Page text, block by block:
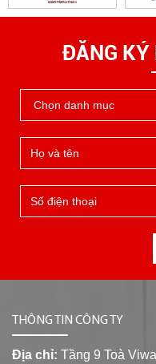
ĐĂNG KÝ
THÔNG TIN CÔNG TY
Địa chỉ: Tầng 9 Toà